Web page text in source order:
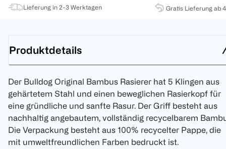
Lieferung in 2-3 Werktagen Gratis Lieferung ab
Produktdetails
Der Bulldog Original Bambus Rasierer hat 5 Klingen aus
gehärtetem Stahl und einen beweglichen Rasierkopf für
eine gründliche und sanfte Rasur. Der Griff besteht aus
nachhaltig angebautem, vollständig recycelbarem
Die Verpackung besteht aus 100% recycelter Pappe, die
mit umweltfreundlichen Farben bedruckt ist.